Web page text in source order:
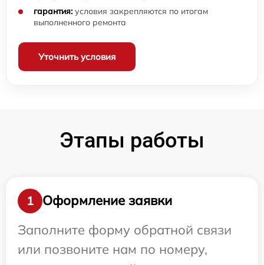
гарантия: условия закрепляются по итогам
выполненного ремонта
Уточнить условия
Этапы работы
1
Оформление заявки
Заполните форму обратной связи
или позвоните нам по номеру,